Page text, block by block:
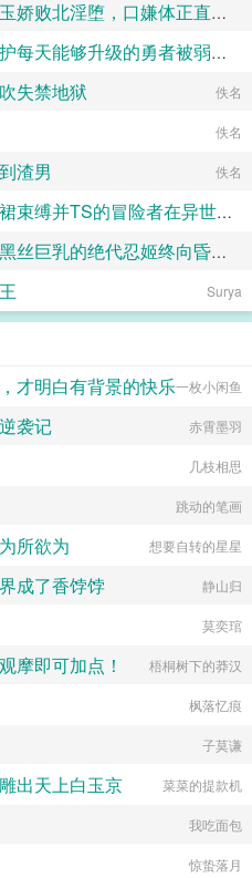
傲娇女神龙玉娇败北淫堕，口嫌体正直的沦为共生体的俘虏苗床
拥有女神加护每天能够升级的勇者被弱小却点满了吸取能力的魅魔当成自助等级提取机器饲养
TZT
失禁地狱 佚名
佚名
渣男 佚名
被神秘公主裙束缚并TS的冒险者在异世界的色色奇遇故事
代号穿山甲
美艳无双、黑丝巨乳的绝代忍姬终向昏君献上蜜牝甘承雨露
炽热的余烬
Surya
才明白有背景的快乐一枚小闲鱼
袭记 赤霄墨羽
几枝相思
跳动的笔画
所欲为 想要自转的星星
成了香饽饽 静山归
莫奕琯
摩即可加点！ 梧桐树下的莽汉
枫落忆痕
子莫谦
出天上白玉京 菜菜的提款机
我吃面包
惊蛰落月